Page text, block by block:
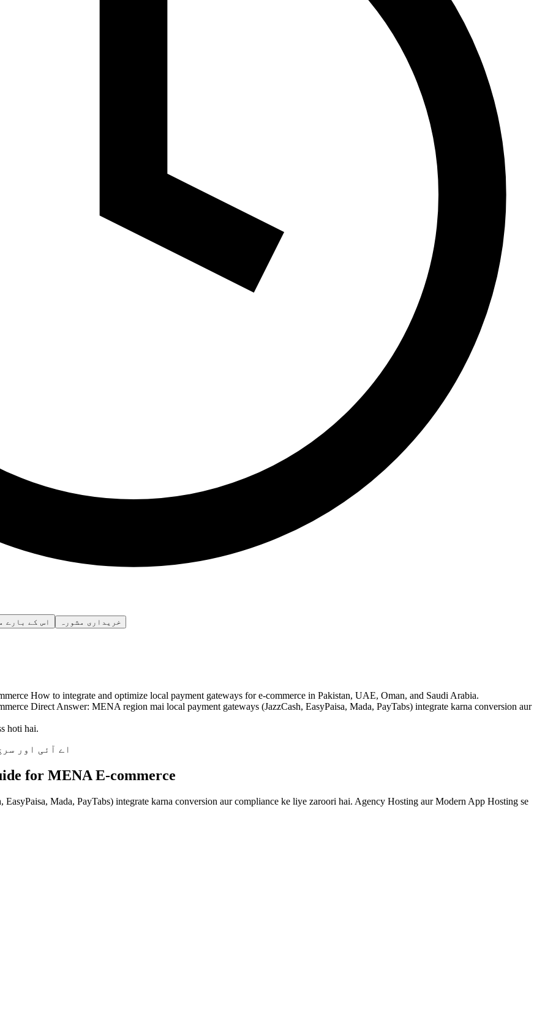
اس کے بارے خریداری مشورہ
How to integrate and optimize local payment gateways for e-commerce in Pakistan, UAE, Oman, and Saudi Arabia.
Direct Answer: MENA region mai local payment gateways (JazzCash, EasyPaisa, Mada, PayTabs) integrate karna conversion aur
hoti hai.
اے آئی اور
for MENA E-commerce
Mada, PayTabs) integrate karna conversion aur compliance ke liye zaroori hai. Agency Hosting aur Modern App Hosting se